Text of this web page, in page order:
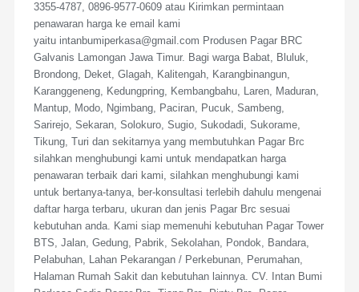
3355-4787, 0896-9577-0609 atau Kirimkan permintaan
penawaran harga ke email kami
yaitu intanbumiperkasa@gmail.com Produsen Pagar BRC
Galvanis Lamongan Jawa Timur. Bagi warga Babat, Bluluk,
Brondong, Deket, Glagah, Kalitengah, Karangbinangun,
Karanggeneng, Kedungpring, Kembangbahu, Laren, Maduran,
Mantup, Modo, Ngimbang, Paciran, Pucuk, Sambeng,
Sarirejo, Sekaran, Solokuro, Sugio, Sukodadi, Sukorame,
Tikung, Turi dan sekitarnya yang membutuhkan Pagar Brc
silahkan menghubungi kami untuk mendapatkan harga
penawaran terbaik dari kami, silahkan menghubungi kami
untuk bertanya-tanya, ber-konsultasi terlebih dahulu mengenai
daftar harga terbaru, ukuran dan jenis Pagar Brc sesuai
kebutuhan anda. Kami siap memenuhi kebutuhan Pagar Tower
BTS, Jalan, Gedung, Pabrik, Sekolahan, Pondok, Bandara,
Pelabuhan, Lahan Pekarangan / Perkebunan, Perumahan,
Halaman Rumah Sakit dan kebutuhan lainnya. CV. Intan Bumi